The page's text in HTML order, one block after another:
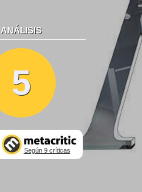
ANÁLISIS
5
Según 9 críticas